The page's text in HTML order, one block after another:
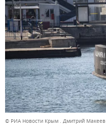
© РИА Новости Крым . Дмитрий Макеев